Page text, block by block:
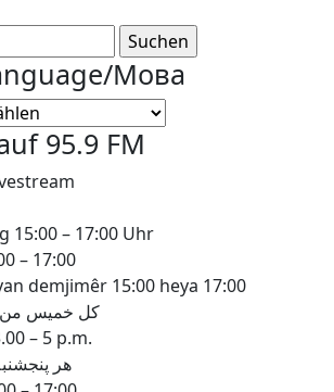
Мова
95.9 FM
15:00 – 17:00 Uhr
– 17:00
demjimêr 15:00 heya 17:00
كل خميس من
– 5 p.m.
هر پنجشنبه